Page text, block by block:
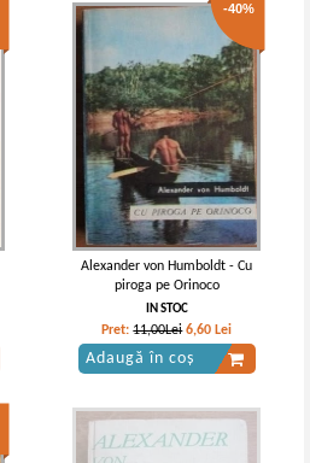
-40%
Alexander von Humboldt - Cu
piroga pe Orinoco
IN STOC
Pret:11,00Lei 6,60 Lei
Adaugă în coș